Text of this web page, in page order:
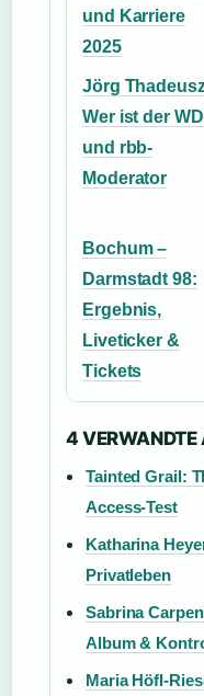
und Karriere
2025
Jörg
Wer ist der
und rbb-
Moderator
Bochum –
Darmstadt 98:
Ergebnis,
Liveticker &
Tickets
4 VERWANDTE
Tainted Grail:
Access-Test
Katharina
Privatleben
Sabrina
Album &
Maria Höfl-